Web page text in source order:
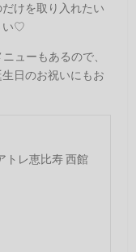
けを取り入れたい
い♡
ューもあるので、
日のお祝いにもお
トレ恵比寿 西館